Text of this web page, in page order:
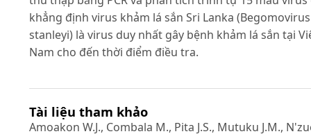
khẳng định virus khảm lá sắn Sri Lanka (Begomovirus
stanleyi) là virus duy nhất gây bệnh khảm lá sắn tại
Nam cho đến thời điểm điều tra.
Tài liệu tham khảo
Amoakon W.J., Combala M., Pita J.S., Mutuku J.M.,